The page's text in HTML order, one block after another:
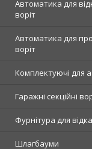
Автоматика для
воріт
Автоматика для
воріт
Комплектуючі для
Гаражні секційні
Фурнітура для
Шлагбауми